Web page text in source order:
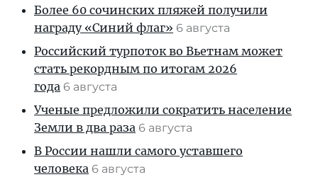
Более 60 сочинских пляжей получили
награду «Синий флаг» 6 августа
Российский турпоток во Вьетнам может
стать рекордным по итогам 2026
года 6 августа
Ученые предложили сократить население
Земли в два раза 6 августа
В России нашли самого уставшего
человека 6 августа